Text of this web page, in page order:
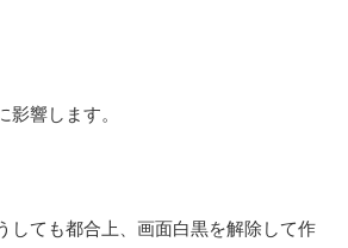
影響します。
しても都合上、画面白黒を解除して作